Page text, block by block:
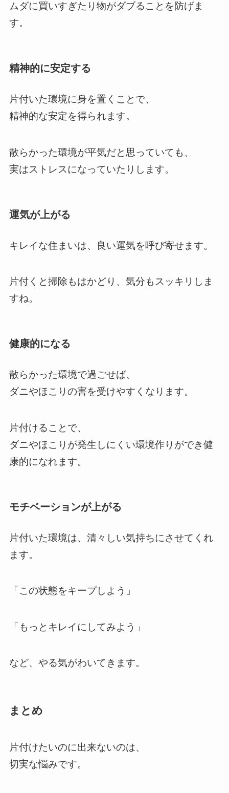
ムダに買いすぎたり物がダブることを防げま
す。
精神的に安定する
片付いた環境に身を置くことで、
精神的な安定を得られます。
散らかった環境が平気だと思っていても、
実はストレスになっていたりします。
運気が上がる
キレイな住まいは、良い運気を呼び寄せます。
片付くと掃除もはかどり、気分もスッキリしま
すね。
健康的になる
散らかった環境で過ごせば、
ダニやほこりの害を受けやすくなります。
片付けることで、
ダニやほこりが発生しにくい環境作りができ健
康的になれます。
モチベーションが上がる
片付いた環境は、清々しい気持ちにさせてくれ
ます。
「この状態をキープしよう」
「もっとキレイにしてみよう」
など、やる気がわいてきます。
まとめ
片付けたいのに出来ないのは、
切実な悩みです。